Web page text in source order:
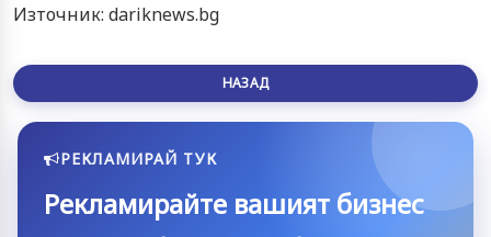
Източник: dariknews.bg
НАЗАД
РЕКЛАМИРАЙ ТУК
Рекламирайте вашият бизнес